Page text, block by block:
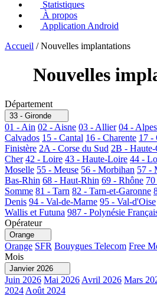
Statistiques
À propos
Application Android
Accueil / Nouvelles implantations
Nouvelles
Département
33 - Gironde
01 - Ain 02 - Aisne 03 - Allier 04 -
Calvados 15 - Cantal 16 - Charente 17 -
Finistère 2A - Corse du Sud 2B - Haute-
Cher 42 - Loire 43 - Haute-Loire 44 -
Moselle 55 - Meuse 56 - Morbihan 57 -
Bas-Rhin 68 - Haut-Rhin 69 - Rhône
Somme 81 - Tarn 82 - Tarn-et-Garonne
Denis 94 - Val-de-Marne 95 - Val-d'Oise
Wallis et Futuna 987 - Polynésie
Opérateur
Orange
Orange SFR Bouygues Telecom Free
Mois
Janvier 2026
Juin 2026 Mai 2026 Avril 2026 Mars
2024 Août 2024